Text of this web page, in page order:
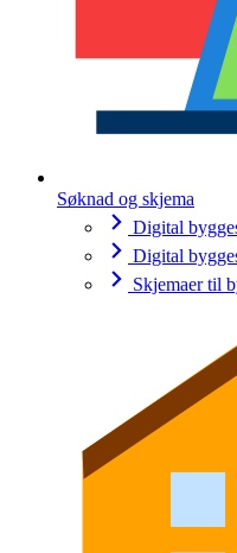
Søknad og skjema
Digital
Digital
Skjemaer til